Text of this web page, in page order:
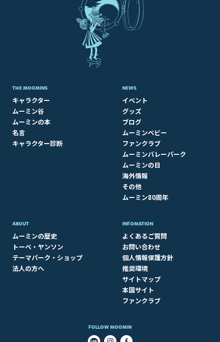
THE MOOMINS
キャラクター
ムーミン谷
ムーミンの本
名言
キャラクター診断
NEWS
イベント
グッズ
ブログ
ムーミンベビー
ファンクラブ
ムーミンバレーパーク
ムーミンの日
海外情報
その他
ムーミン80周年
ABOUT​
ムーミンの歴史
トーベ・ヤンソン
テーマパーク・ショップ
法人の方へ
INFOMATION
よくあるご質問
お問い合わせ
個人情報保護方針
推奨環境
サイトマップ
本国サイト
ファンクラブ
FOLLOW MOOMIN